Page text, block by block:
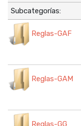
Subcategorías:
Reglas-GAF
Reglas-GAM
Reglas-GG